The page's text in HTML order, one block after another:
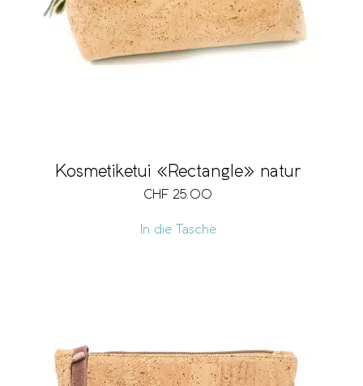
Kosmetiketui «Rectangle» natur
CHF 25.00
In die Tasche